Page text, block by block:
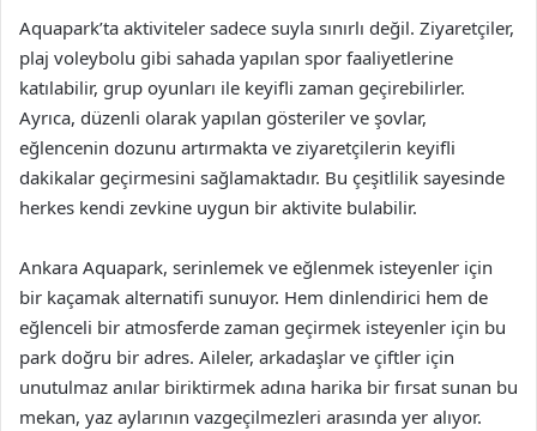
Aquapark’ta aktiviteler sadece suyla sınırlı değil. Ziyaretçiler,
plaj voleybolu gibi sahada yapılan spor faaliyetlerine
katılabilir, grup oyunları ile keyifli zaman geçirebilirler.
Ayrıca, düzenli olarak yapılan gösteriler ve şovlar,
eğlencenin dozunu artırmakta ve ziyaretçilerin keyifli
dakikalar geçirmesini sağlamaktadır. Bu çeşitlilik sayesinde
herkes kendi zevkine uygun bir aktivite bulabilir.
Ankara Aquapark, serinlemek ve eğlenmek isteyenler için
bir kaçamak alternatifi sunuyor. Hem dinlendirici hem de
eğlenceli bir atmosferde zaman geçirmek isteyenler için bu
park doğru bir adres. Aileler, arkadaşlar ve çiftler için
unutulmaz anılar biriktirmek adına harika bir fırsat sunan bu
mekan, yaz aylarının vazgeçilmezleri arasında yer alıyor.